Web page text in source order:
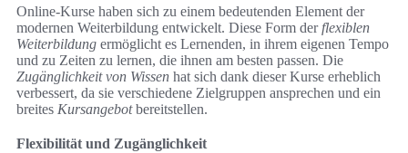
Online-Kurse haben sich zu einem bedeutenden Element der
modernen Weiterbildung entwickelt. Diese Form der flexiblen
Weiterbildung ermöglicht es Lernenden, in ihrem eigenen Tempo
und zu Zeiten zu lernen, die ihnen am besten passen. Die
Zugänglichkeit von Wissen hat sich dank dieser Kurse erheblich
verbessert, da sie verschiedene Zielgruppen ansprechen und ein
breites Kursangebotbereitstellen.
Flexibilität und Zugänglichkeit